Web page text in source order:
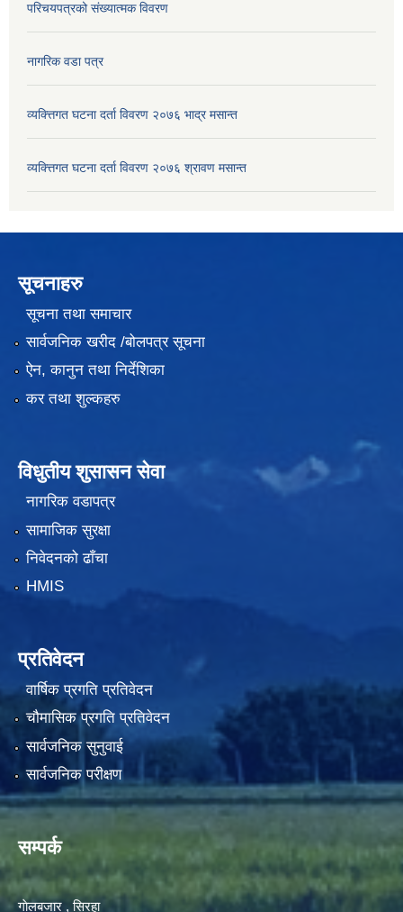
परिचयपत्रको संख्यात्मक विवरण
नागरिक वडा पत्र
व्यक्त्तिगत घटना दर्ता विवरण २०७६ भाद्र मसान्त
व्यक्त्तिगत घटना दर्ता विवरण २०७६ श्रावण मसान्त
सूचनाहरु
सूचना तथा समाचार
सार्वजनिक खरीद /बोलपत्र सूचना
ऐन, कानुन तथा निर्देशिका
कर तथा शुल्कहरु
विधुतीय शुसासन सेवा
नागरिक वडापत्र
सामाजिक सुरक्षा
निवेदनको ढाँचा
HMIS
प्रतिवेदन
वार्षिक प्रगति प्रतिवेदन
चौमासिक प्रगति प्रतिवेदन
सार्वजनिक सुनुवाई
सार्वजनिक परीक्षण
सम्पर्क
गाेलबजार , सिरहा